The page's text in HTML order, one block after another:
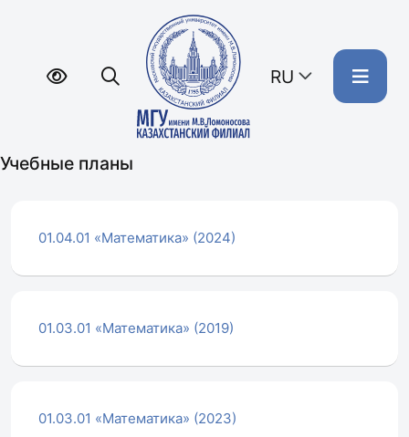
RU
Учебные планы
01.04.01 «Математика» (2024)
01.03.01 «Математика» (2019)
01.03.01 «Математика» (2023)